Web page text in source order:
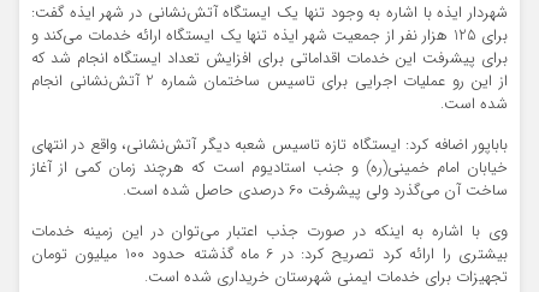
شهردار ایذه با اشاره به وجود تنها یک ایستگاه آتش‌نشانی در شهر ایذه گفت:
برای 125 هزار نفر از جمعیت شهر ایذه تنها یک ایستگاه ارائه خدمات می‌کند و
برای پیشرفت این خدمات اقداماتی برای افزایش تعداد ایستگاه انجام شد که
از این رو عملیات اجرایی برای تاسیس ساختمان شماره 2 آتش‌نشانی انجام
شده است.
باباپور اضافه کرد: ایستگاه تازه تاسیس شعبه دیگر آتش‌نشانی، واقع در انتهای
خیابان امام خمینی(ره) و جنب استادیوم است که هرچند زمان کمی از آغاز
ساخت آن می‌گذرد ولی پیشرفت 60 درصدی حاصل شده است.
وی با اشاره به اینکه در صورت جذب اعتبار می‌توان در این زمینه خدمات
بیشتری را ارائه کرد تصریح کرد: در 6 ماه گذشته حدود 100 میلیون تومان
تجهیزات برای خدمات ایمنی شهرستان خریداری شده است.